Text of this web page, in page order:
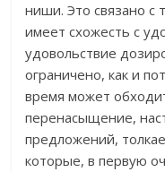
ниши. Это связано с
имеет схожесть с
удовольствие
ограничено, как и
время может
перенасыщение,
предложений,
которые, в первую